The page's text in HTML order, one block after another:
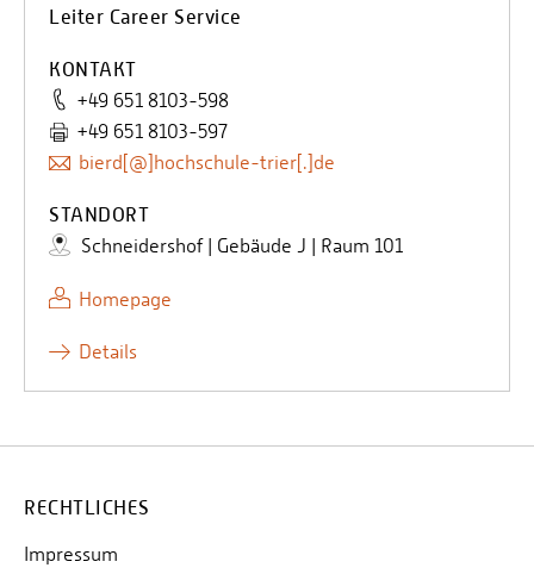
Leiter Career Service
KONTAKT
+49 651 8103-598
+49 651 8103-597
bierd[@]hochschule-trier[.]de
STANDORT
Schneidershof | Gebäude J | Raum 101
Homepage
Details
RECHTLICHES
Impressum